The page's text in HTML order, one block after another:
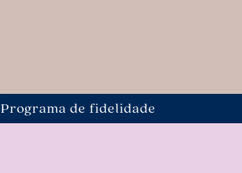
Programa de fidelidade